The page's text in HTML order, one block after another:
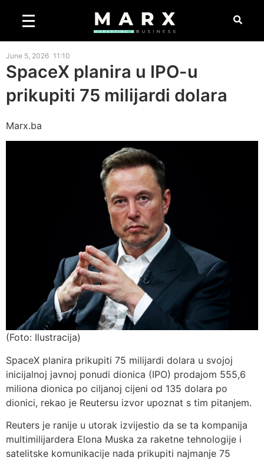
June 5, 2026 11:10
SpaceX planira u IPO-u
prikupiti 75 milijardi dolara
Marx.ba
(Foto: Ilustracija)
SpaceX planira prikupiti 75 milijardi dolara u svojoj
inicijalnoj javnoj ponudi dionica (IPO) prodajom 555,6
miliona dionica po ciljanoj cijeni od 135 dolara po
dionici, rekao je Reutersu izvor upoznat s tim pitanjem.
Reuters je ranije u utorak izvijestio da se ta kompanija
multimilijardera Elona Muska za raketne tehnologije i
satelitske komunikacije nada prikupiti najmanje 75